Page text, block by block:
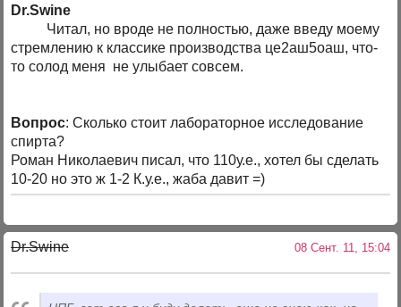
Dr.Swine
Читал, но вроде не полностью, даже введу моему
стремлению к классике производства це2аш5оаш, что-
то солод меня не улыбает совсем.
Вопрос: Сколько стоит лабораторное исследование
спирта?
Роман Николаевич писал, что 110у.е., хотел бы сделать
10-20 но это ж 1-2 К.у.е., жаба давит =)
Dr.Swine 08 Сент. 11, 15:04